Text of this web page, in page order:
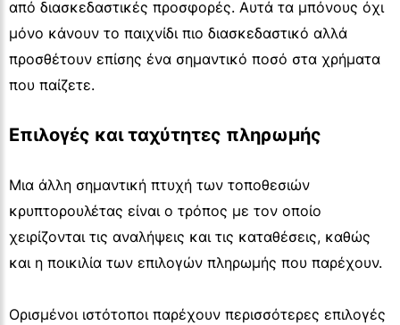
από διασκεδαστικές προσφορές. Αυτά τα μπόνους όχι
μόνο κάνουν το παιχνίδι πιο διασκεδαστικό αλλά
προσθέτουν επίσης ένα σημαντικό ποσό στα χρήματα
που παίζετε.
Επιλογές και ταχύτητες πληρωμής
Μια άλλη σημαντική πτυχή των τοποθεσιών
κρυπτορουλέτας είναι ο τρόπος με τον οποίο
χειρίζονται τις αναλήψεις και τις καταθέσεις, καθώς
και η ποικιλία των επιλογών πληρωμής που παρέχουν.
Ορισμένοι ιστότοποι παρέχουν περισσότερες επιλογές